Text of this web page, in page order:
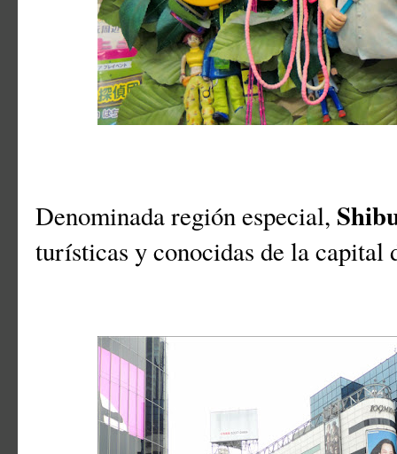
Denominada región especial,
turísticas y conocidas de la capital